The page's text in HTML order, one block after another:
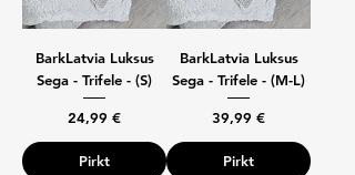
BarkLatvia Luksus
Sega - Trifele - (S)
Cena
24,99 €
Pirkt
BarkLatvia Luksus
Sega - Trifele - (M-L)
Cena
39,99 €
Pirkt